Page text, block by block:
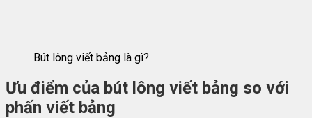
Bút lông viết bảng là gì?
Ưu điểm của bút lông viết bảng so với
phấn viết bảng